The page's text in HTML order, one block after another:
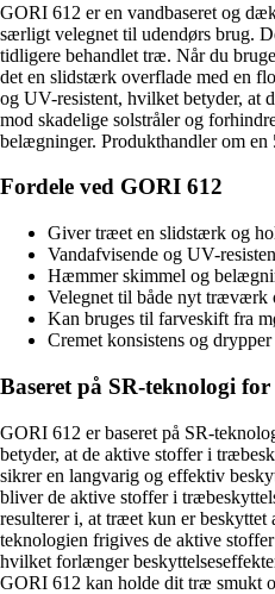
GORI 612 er en vandbaseret og
særligt velegnet til udendørs brug.
tidligere behandlet træ. Når du
det en slidstærk overflade med en
og UV-resistent, hvilket betyder, at
mod skadelige solstråler og
belægninger. Produkthandler om en
Fordele ved GORI 612
Giver træet en slidstærk og
Vandafvisende og UV-
Hæmmer skimmel og
Velegnet til både nyt træværk
Kan bruges til farveskift fra
Cremet konsistens og
Baseret på SR-teknologi
GORI 612 er baseret på SR-
betyder, at de aktive stoffer i
sikrer en langvarig og effektiv
bliver de aktive stoffer i
resulterer i, at træet kun er
teknologien frigives de aktive
hvilket forlænger
GORI 612 kan holde dit træ smukt